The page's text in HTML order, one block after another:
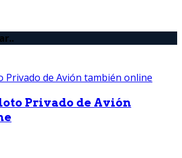
Privado de Avión